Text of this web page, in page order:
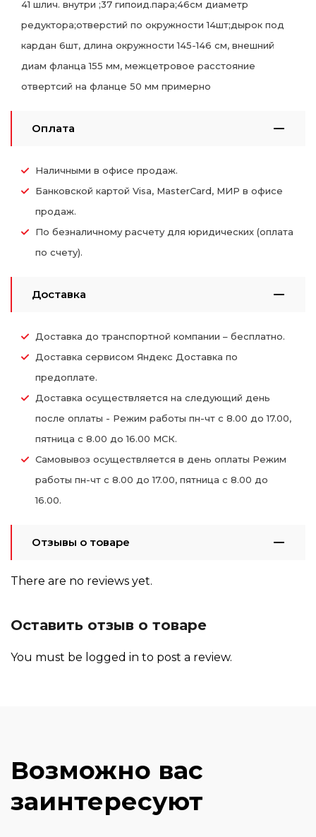
41 шлич. внутри ;37 гипоид.пара;46см диаметр
редуктора;отверстий по окружности 14шт;дырок под
кардан 6шт, длина окружности 145-146 см, внешний
диам фланца 155 мм, межцетровое расстояние
отвертсий на фланце 50 мм примерно
Оплата
Наличными в офисе продаж.
Банковской картой Visa, MasterCard, МИР в офисе
продаж.
По безналичному расчету для юридических (оплата
по счету).
Доставка
Доставка до транспортной компании – бесплатно.
Доставка сервисом Яндекс Доставка по
предоплате.
Доставка осуществляется на следующий день
после оплаты - Режим работы пн-чт с 8.00 до 17.00,
пятница с 8.00 до 16.00 МСК.
Самовывоз осуществляется в день оплаты Режим
работы пн-чт с 8.00 до 17.00, пятница с 8.00 до
16.00.
Отзывы о товаре
There are no reviews yet.
Оставить отзыв о товаре
You must be logged in to post a review.
Возможно вас
заинтересуют